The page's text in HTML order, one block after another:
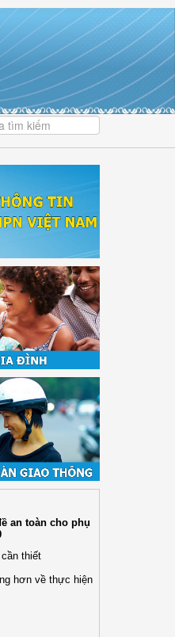
Trần Lan Phương: Giảm tiền kiểm
an toàn cho phụ
thiết
hơn về thực hiện